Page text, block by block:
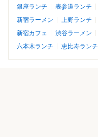
銀座ランチ
表参道ランチ
新宿ラーメン
上野ランチ
新宿カフェ
渋谷ラーメン
六本木ランチ
恵比寿ランチ